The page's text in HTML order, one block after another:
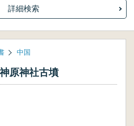
詳細検索
中国
原神社古墳